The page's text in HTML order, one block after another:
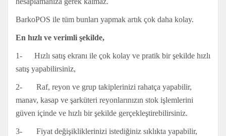
BarkoPOS ile tüm bunları yapmak artık çok daha kolay.
En hızlı ve verimli şekilde,
1- Hızlı satış ekranı ile çok kolay ve pratik bir şekilde hızlı
satış yapabilirsiniz,
2- Raf, reyon ve grup takiplerinizi rahatça yapabilir,
manav, kasap ve şarküteri reyonlarınızın stok işlemlerini
güven içinde ve hızlı bir şekilde gerçekleştirebilirsiniz.
3- Fiyat değişikliklerinizi istediğiniz sıklıkta yapabilir,